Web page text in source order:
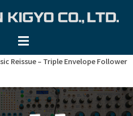
Reissue – Triple Envelope Follower